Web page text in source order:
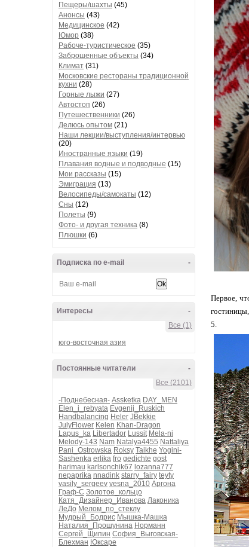
Пещеры/шахты (45)
Анонсы (43)
Медицинское (42)
Юмор (38)
Рабоче-туристическое (35)
Заброшенные объекты (34)
Климат (31)
Московские рестораны традиционной
кухни (28)
Горные лыжи (27)
Автостоп (26)
Путешественники (26)
Делюсь опытом (21)
Наши лекции/выступления/интервью
(20)
Иностранные языки (19)
Плавания водные и подводные (15)
Мои рассказы (15)
Эмиграция (13)
Велосипеды/самокаты (12)
Сны (12)
Полеты (9)
Фото- и другая техника (8)
Плюшки (6)
-
Подписка по e-mail
-
Интересы
Все (1)
юго-восточная азия
-
Постоянные читатели
Все (2101)
-Поднебесная- Assketka DAY_MEN
Elen_i_rebyata Evgenij_Ruskich
Handbalancing Heler JBekkie
JulyFlower Kelen Khan-Dragon
Lapus_ka Libertador Lussit Mela-ni
Melody-143 Nam Natalya4455 Nattaliya
Pani_Ostrowska Roksy Taikhe Yogini-
Sashenka erlika fro gedichte gost
harimau karlsonchik67 lozanna777
nepaprika nnadink starry_fairy teyty
vasily_sergeev vesna_2010 Аргона
Граф-С Золотое_кольцо
Катя_Дизайнер_Иванова Лаконика
ЛеДо Мелом_по_стеклу
Мудрый_Бодрис Мышка-Машка
Наталия_Прошунина Норманн
Сергей_Щипин София_Выговская-
Блехман Юксаре
Первое,
5.